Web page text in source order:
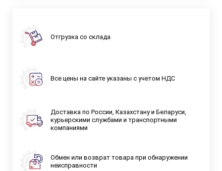
Отгрузка со склада
Все цены на сайте указаны с учетом НДС
Доставка по России, Казахстану и Беларуси,
курьерскими службами и транспортными
компаниями
Обмен или возврат товара при обнаружении
неисправности